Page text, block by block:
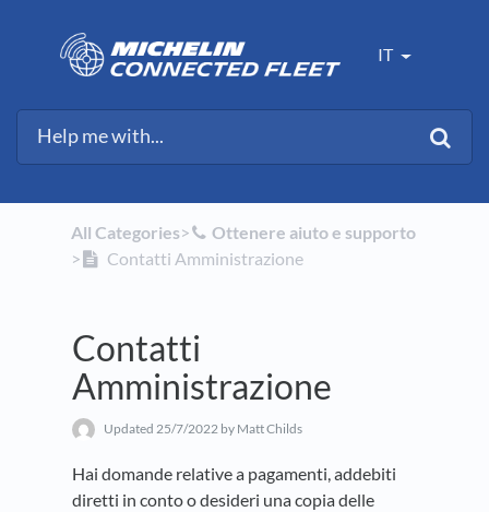
IT
All Categories​>​ ​Ottenere aiuto e supporto
>​
Contatti Amministrazione
Contatti
Amministrazione
Updated 25/7/2022 by Matt Childs
Hai domande relative a pagamenti, addebiti
diretti in conto o desideri una copia delle